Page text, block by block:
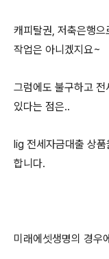
캐피탈권, 저축은행
작업은 아니겠지요~
그럼에도 불구하고
있다는 점은..
lig 전세자금대출 상
합니다.
미래에셋생명의 경우